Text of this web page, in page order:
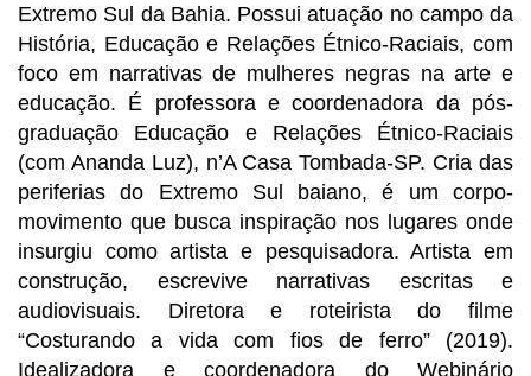
Extremo Sul da Bahia. Possui atuação no campo da
História, Educação e Relações Étnico-Raciais, com
foco em narrativas de mulheres negras na arte e
educação. É professora e coordenadora da pós-
graduação Educação e Relações Étnico-Raciais
(com Ananda Luz), n’A Casa Tombada-SP. Cria das
periferias do Extremo Sul baiano, é um corpo-
movimento que busca inspiração nos lugares onde
insurgiu como artista e pesquisadora. Artista em
construção, escrevive narrativas escritas e
audiovisuais. Diretora e roteirista do filme
“Costurando a vida com fios de ferro” (2019).
Idealizadora e coordenadora do Webinário